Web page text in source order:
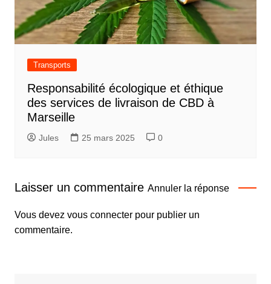
Transports
Responsabilité écologique et éthique
des services de livraison de CBD à
Marseille
Jules 25 mars 2025 0
Laisser un commentaire Annuler la réponse
Vous devez vous connecterpour publier un
commentaire.